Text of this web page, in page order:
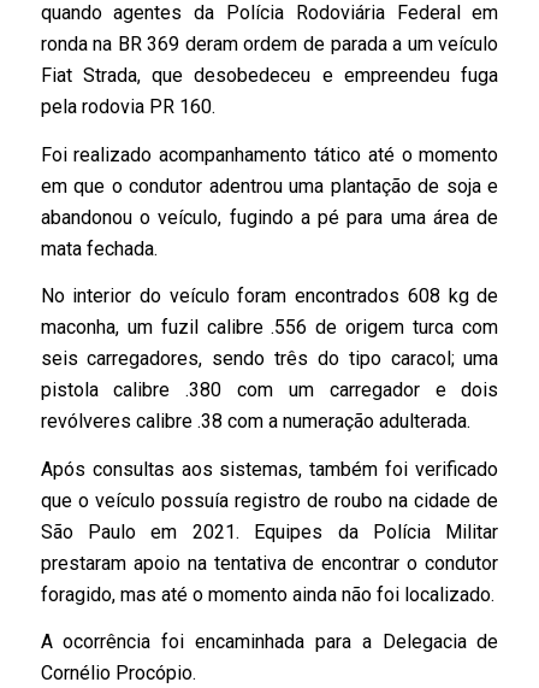
quando agentes da Polícia Rodoviária Federal em
ronda na BR 369 deram ordem de parada a um veículo
Fiat Strada, que desobedeceu e empreendeu fuga
pela rodovia PR 160.
Foi realizado acompanhamento tático até o momento
em que o condutor adentrou uma plantação de soja e
abandonou o veículo, fugindo a pé para uma área de
mata fechada.
No interior do veículo foram encontrados 608 kg de
maconha, um fuzil calibre .556 de origem turca com
seis carregadores, sendo três do tipo caracol; uma
pistola calibre .380 com um carregador e dois
revólveres calibre .38 com a numeração adulterada.
Após consultas aos sistemas, também foi verificado
que o veículo possuía registro de roubo na cidade de
São Paulo em 2021. Equipes da Polícia Militar
prestaram apoio na tentativa de encontrar o condutor
foragido, mas até o momento ainda não foi localizado.
A ocorrência foi encaminhada para a Delegacia de
Cornélio Procópio.